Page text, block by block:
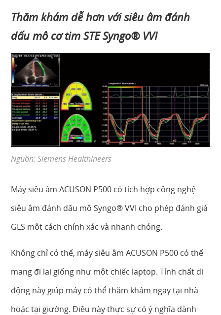
Thăm khám dễ hơn với siêu âm đánh
dấu mô cơ tim STE Syngo® VVI
Nguồn: Siemens Healthineers
Máy siêu âm ACUSON P500 có tích hợp công nghệ
siêu âm đánh dấu mô Syngo® VVI cho phép đánh giá
GLS một cách chính xác và nhanh chóng.
Không chỉ có thể, máy siêu âm ACUSON P500 có thể
mang đi lại giống như một chiếc laptop. Tính chất di
động này giúp máy có thể thăm khám ngay tại nhà
hoặc tại giường. Điều này thực sự có ý nghĩa dành